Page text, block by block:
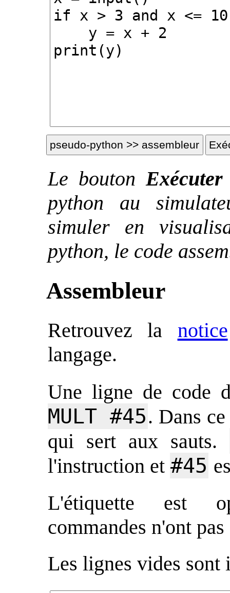
Le bouton Exécuter
python au
simuler en
python, le code
Assembleur
Retrouvez la notice
langage.
Une ligne de code
MULT #45. Dans
qui sert aux sauts.
l'instruction et #45
L'étiquette est
commandes n'ont
Les lignes vides sont